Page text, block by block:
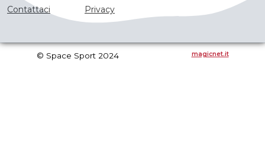
Contattaci
Privacy
© Space Sport 2024 magicnet.it